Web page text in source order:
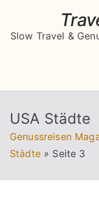
springen
Slow Travel &
USA Städte
Genussreisen
Städte » Seite 3